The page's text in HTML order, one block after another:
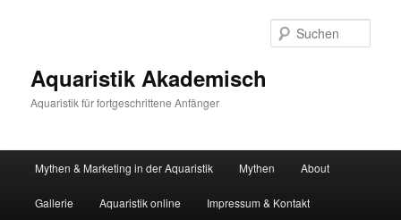
Aquaristik Akademisch
Aquaristik für fortgeschrittene Anfänger
Mythen & Marketing in der Aquaristik Mythen About
Gallerie Aquaristik online Impressum & Kontakt